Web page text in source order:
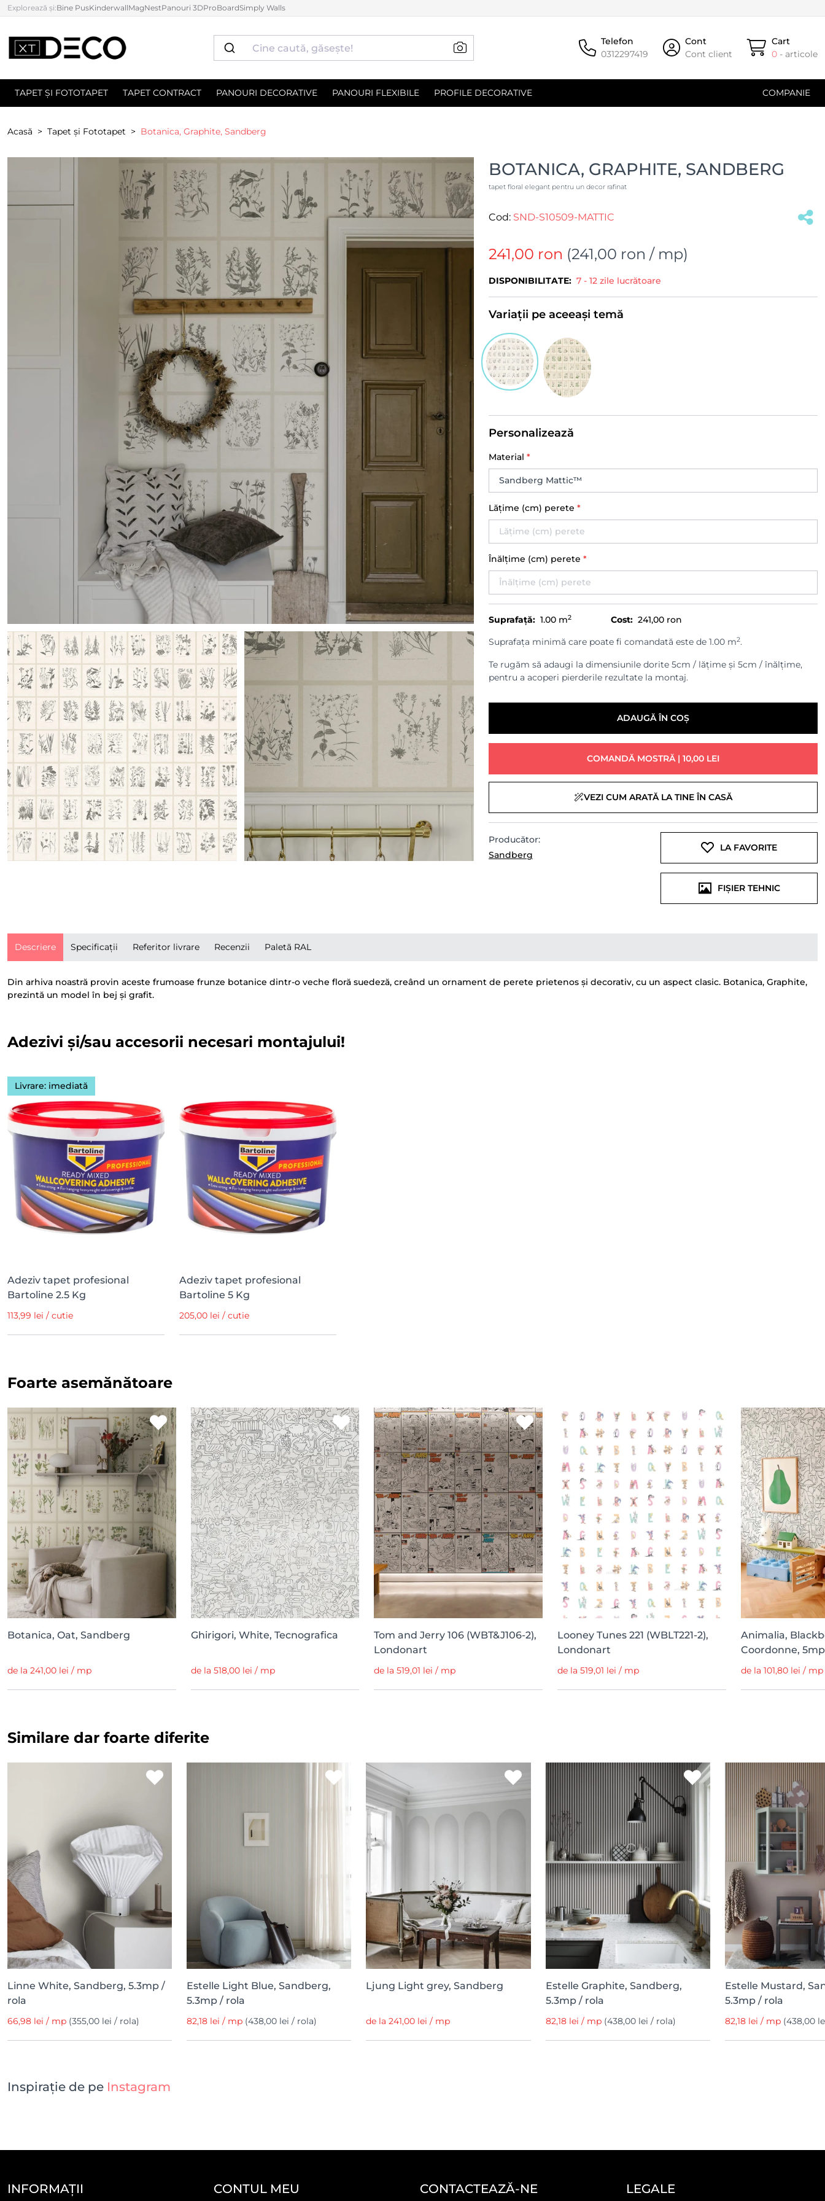
Explorează și:Bine PusKinderwallMagNestPanouri 3DProBoardSimply Walls
Telefon
0312297419
Cont
Cont client
Cart
0 - articole
TAPET ȘI FOTOTAPET TAPET CONTRACT PANOURI DECORATIVE PANOURI FLEXIBILE PROFILE DECORATIVE COMPANIE
Acasă Tapet și Fototapet Botanica, Graphite, Sandberg
BOTANICA, GRAPHITE, SANDBERG
tapet floral elegant pentru un decor rafinat
Cod: SND-S10509-MATTIC
241,00 ron (241,00 ron / mp)
DISPONIBILITATE: 7 - 12 zile lucrătoare
Variații pe aceeași temă
Personalizează
Material *
Lățime (cm) perete *
Înălțime (cm) perete *
Suprafață: 1.00 m2 Cost: 241,00 ron
Suprafața minimă care poate fi comandată este de 1.00 m2.
Te rugăm să adaugi la dimensiunile dorite 5cm / lățime și 5cm / înălțime,
pentru a acoperi pierderile rezultate la montaj.
ADAUGĂ ÎN COȘ
COMANDĂ MOSTRĂ | 10,00 LEI
VEZI CUM ARATĂ LA TINE ÎN CASĂ
Producător:
Sandberg
LA FAVORITE
FIȘIER TEHNIC
Descriere Specificații Referitor livrare Recenzii Paletă RAL
Din arhiva noastră provin aceste frumoase frunze botanice dintr-o veche floră suedeză, creând un ornament de perete prietenos și decorativ, cu un aspect clasic. Botanica, Graphite,
prezintă un model în bej și grafit.
Adezivi și/sau accesorii necesari montajului!
Livrare: imediată
Adeziv tapet profesional
Bartoline 2.5 Kg
113,99 lei / cutie
Adeziv tapet profesional
Bartoline 5 Kg
205,00 lei / cutie
Foarte asemănătoare
Botanica, Oat, Sandberg
de la 241,00 lei / mp
Ghirigori, White, Tecnografica
de la 518,00 lei / mp
Tom and Jerry 106 (WBT&J106-2),
Londonart
de la 519,01 lei / mp
Looney Tunes 221 (WBLT221-2),
Londonart
de la 519,01 lei / mp
Animalia,
Coordonne,
de la 101,80 lei / mp
Similare dar foarte diferite
Linne White, Sandberg, 5.3mp /
rola
66,98 lei / mp (355,00 lei / rola)
Estelle Light Blue, Sandberg,
5.3mp / rola
82,18 lei / mp (438,00 lei / rola)
Ljung Light grey, Sandberg
de la 241,00 lei / mp
Estelle Graphite, Sandberg,
5.3mp / rola
82,18 lei / mp (438,00 lei / rola)
Estelle Mustard,
5.3mp / rola
82,18 lei / mp (438,00
Inspirație de pe Instagram
INFORMAȚII CONTUL MEU CONTACTEAZĂ-NE LEGALE